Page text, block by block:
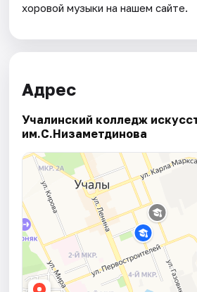
хоровой музыки на нашем сайте.
Адрес
Учалинский колледж
им.С.Низаметдинова